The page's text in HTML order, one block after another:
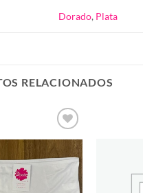
Dorado, Plata
RELACIONADOS
Añadir
lista de
deseos